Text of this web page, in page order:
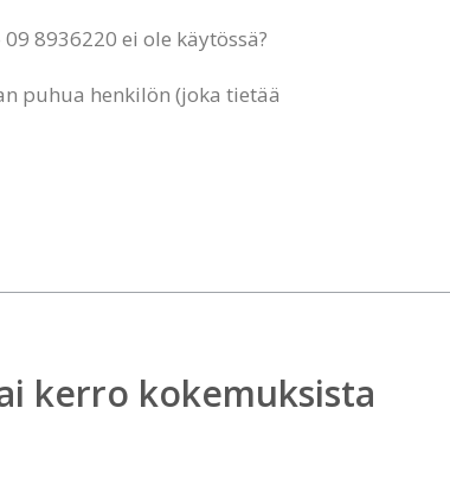
8936220 ei ole käytössä?
puhua henkilön (joka tietää
kerro kokemuksista